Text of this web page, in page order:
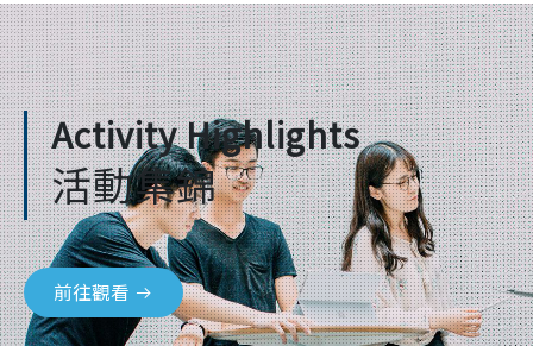
Activity Highlights
活動集錦
前往觀看